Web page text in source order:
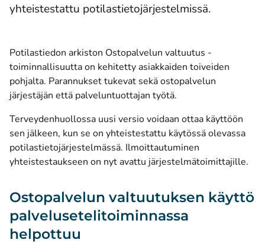
yhteistestattu potilastietojärjestelmissä.
Potilastiedon arkiston Ostopalvelun valtuutus -
toiminnallisuutta on kehitetty asiakkaiden toiveiden
pohjalta. Parannukset tukevat sekä ostopalvelun
järjestäjän että palveluntuottajan työtä.
Terveydenhuollossa uusi versio voidaan ottaa käyttöön
sen jälkeen, kun se on yhteistestattu käytössä olevassa
potilastietojärjestelmässä. Ilmoittautuminen
yhteistestaukseen on nyt avattu järjestelmätoimittajille.
Ostopalvelun valtuutuksen käyttö
palvelusetelitoiminnassa
helpottuu